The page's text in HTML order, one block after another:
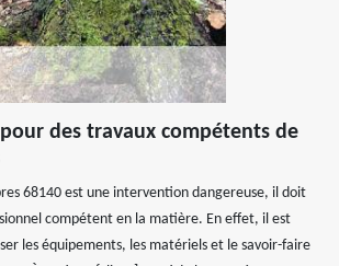
des travaux compétents de
68140 est une intervention dangereuse, il doit
compétent en la matière. En effet, il est
les équipements, les matériels et le savoir-faire